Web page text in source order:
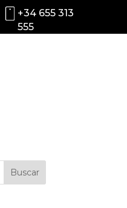
+34 655 313
555
Buscar